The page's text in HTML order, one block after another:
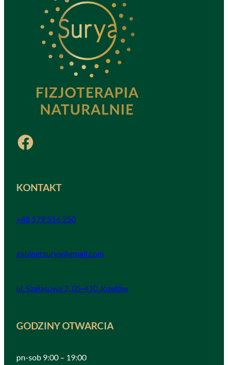
Facebook
KONTAKT
+48 579 516 250
gabinetsurya@gmail.com
ul. Szałasowa 2, 05-410 Józefów
GODZINY OTWARCIA
pn-sob 9:00 – 19:00